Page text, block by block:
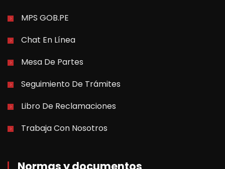
MPS GOB.PE
Chat En Línea
Mesa De Partes
Seguimiento De Trámites
Libro De Reclamaciones
Trabaja Con Nosotros